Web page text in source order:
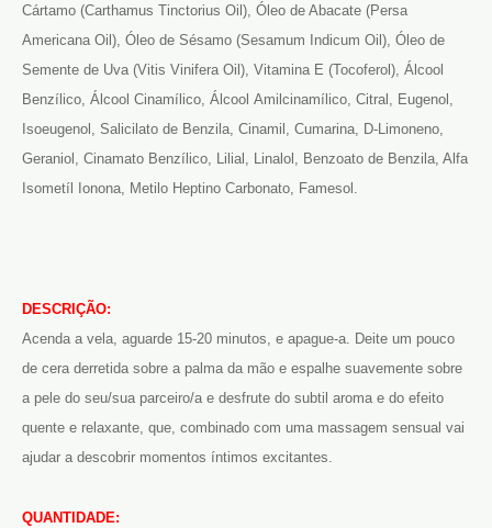
Cártamo (Carthamus Tinctorius Oil), Óleo de Abacate (Persa
Americana Oil), Óleo de Sésamo (Sesamum Indicum Oil), Óleo de
Semente de Uva (Vitis Vinifera Oil), Vitamina E (Tocoferol), Álcool
Benzílico, Álcool Cinamílico, Álcool Amilcinamílico, Citral, Eugenol,
Isoeugenol, Salicilato de Benzila, Cinamil, Cumarina, D-Limoneno,
Geraniol, Cinamato Benzílico, Lilial, Linalol, Benzoato de Benzila, Alfa
Isometíl Ionona, Metilo Heptino Carbonato, Famesol.
DESCRIÇÃO:
Acenda a vela, aguarde 15-20 minutos, e apague-a. Deite um pouco
de cera derretida sobre a palma da mão e espalhe suavemente sobre
a pele do seu/sua parceiro/a e desfrute do subtil aroma e do efeito
quente e relaxante, que, combinado com uma massagem sensual vai
ajudar a descobrir momentos íntimos excitantes.
QUANTIDADE: